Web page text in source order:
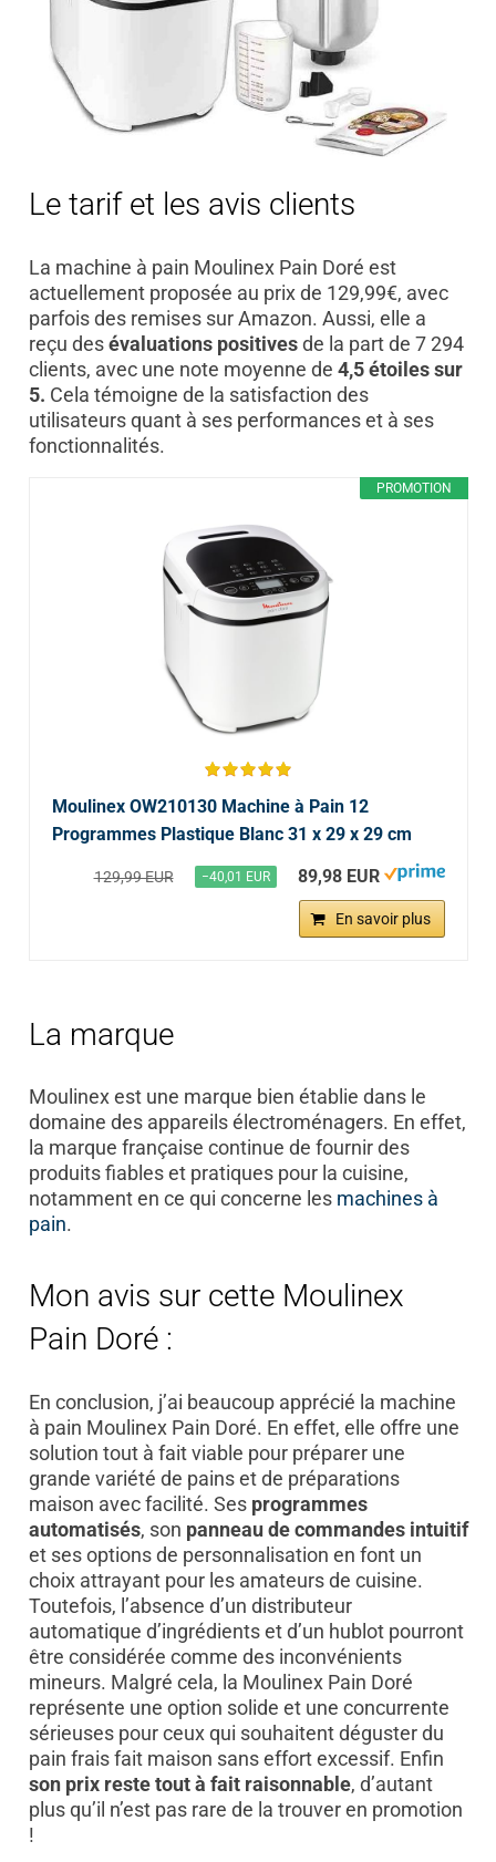
Le tarif et les avis clients
La machine à pain Moulinex Pain Doré est
actuellement proposée au prix de 129,99€, avec
parfois des remises sur Amazon. Aussi, elle a
reçu desévaluations positivesde la part de 7 294
clients, avec une note moyenne de 4,5 étoiles sur
5. Cela témoigne de la satisfaction des
utilisateurs quant à ses performances et à ses
fonctionnalités.
PROMOTION
Moulinex OW210130 Machine à Pain 12
Programmes Plastique Blanc 31 x 29 x 29 cm
129,99 EUR −40,01 EUR 89,98 EUR
En savoir plus
La marque
Moulinex est une marque bien établie dans le
domaine des appareils électroménagers. En effet,
la marque française continue de fournir des
produits fiables et pratiques pour la cuisine,
notamment en ce qui concerne les machines à
pain.
Mon avis sur cette Moulinex
Pain Doré :
En conclusion, j’ai beaucoup apprécié la machine
à pain Moulinex Pain Doré. En effet, elle offre une
solution tout à fait viable pour préparer une
grande variété de pains et de préparations
maison avec facilité. Ses programmes
automatisés, son panneau de commandes intuitif
et ses options de personnalisation en font un
choix attrayant pour les amateurs de cuisine.
Toutefois, l’absence d’un distributeur
automatique d’ingrédients et d’un hublot pourront
être considérée comme des inconvénients
mineurs. Malgré cela, la Moulinex Pain Doré
représente une option solide et une concurrente
sérieuses pour ceux qui souhaitent déguster du
pain frais fait maison sans effort excessif. Enfin
son prix reste tout à fait raisonnable, d’autant
plus qu’il n’est pas rare de la trouver en promotion
!